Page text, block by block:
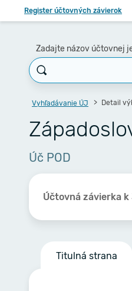
Register účtovných závierok
Zadajte názov účtovnej
Vyhľadávanie ÚJ Detail
Úč POD
Účtovná závierka k
Titulná strana